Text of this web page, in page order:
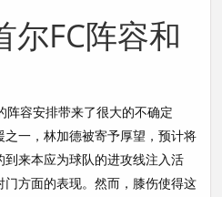
尔FC阵容和
阵容安排带来了很大的不确定
一，林加德被寄予厚望，预计将
来本应为球队的进攻线注入活
方面的表现。然而，膝伤使得这